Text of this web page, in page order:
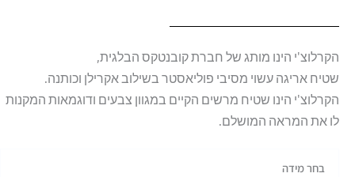
הקרלוצ'י הינו מותג של חברת קובנטקס הבלגית,
שטיח אריגה עשוי מסיבי פוליאסטר בשילוב אקרילן וכותנה.
הקרלוצ'י הינו שטיח מרשים הקיים במגוון צבעים ודוגמאות המקנות
לו את המראה המושלם.
בחר מידה